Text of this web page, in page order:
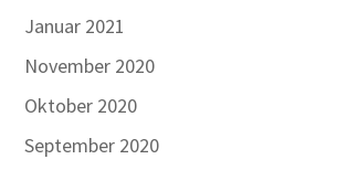
Januar 2021
November 2020
Oktober 2020
September 2020